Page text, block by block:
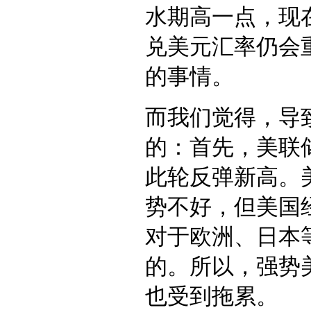
水期高一点，现
兑美元汇率仍会
的事情。
而我们觉得，导
的：首先，美联
此轮反弹新高。
势不好，但美国
对于欧洲、日本
的。所以，强势
也受到拖累。